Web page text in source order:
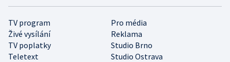
TV program
Pro média
Živé vysílání
Reklama
TV poplatky
Studio Brno
Teletext
Studio Ostrava